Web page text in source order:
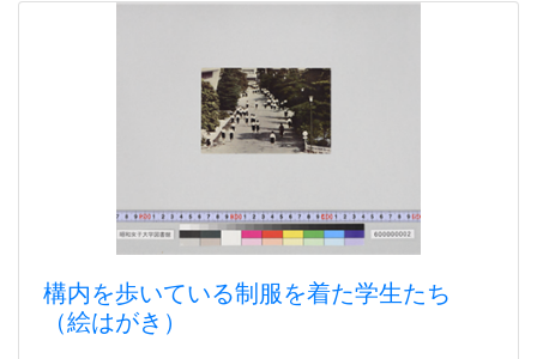
構内を歩いている制服を着た学生たち
（絵はがき）